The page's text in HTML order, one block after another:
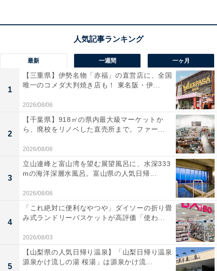
Q2：海外でも使える？
対応電圧
•世界各国の電圧に対応しています
海外使用時の注意点
•電源プラグの形状が異なる場合があるため、滞在先に適
した変換プラグをご用意ください
•充電推奨温度は5〜35度です
「ハワイでは問題なく使えました」という実際の使用報
告もあり、海外旅行や出張での使用実績があります。
最新 一週間 一ヶ月
1
【三重県】伊勢名物「赤福」の直営店に、全国
唯一のコメダ大判焼き店も！ 東名阪・伊...
2026/08/06
2
【千葉県】918㎡の県内最大級マーケットか
ら、廃校をリノベした直売所まで。ファー...
2026/08/06
3
立山連峰と富山湾を望む展望風呂に、水深333
mの海洋深層水風呂。富山県の人気日帰...
2026/08/06
4
「これ絶対に便利なやつや」ダイソーの折り畳
み式ランドリーバスケットが高評価「使わ...
2026/08/03
5
【山梨県の人気日帰り温泉】「山梨日帰り温泉
源泉かけ流しの湯 桜湯」は源泉かけ流...